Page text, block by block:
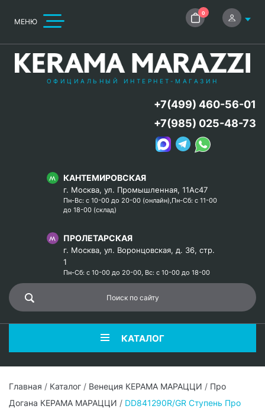
МЕНЮ
0
ОФИЦИАЛЬНЫЙ ИНТЕРНЕТ-МАГАЗИН
КАНТЕМИРОВСКАЯ
г. Москва, ул. Промышленная, 11Ас47
Пн-Вс: с 10-00 до 20-00 (онлайн),Пн-Сб: с 11-00
до 18-00 (склад)
ПРОЛЕТАРСКАЯ
г. Москва, ул. Воронцовская, д. 36, стр.
1
Пн-Сб: с 10-00 до 20-00, Вс: с 10-00 до 18-00
+7(499) 460-56-01
+7(985) 025-48-73
КАТАЛОГ
Главная / Каталог / Венеция КЕРАМА МАРАЦЦИ / Про
Догана КЕРАМА МАРАЦЦИ / DD841290R/GR Ступень Про